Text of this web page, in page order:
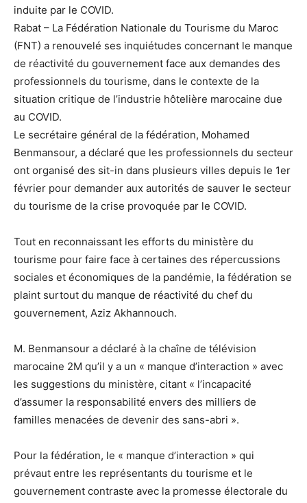
induite par le COVID.
Rabat – La Fédération Nationale du Tourisme du Maroc
(FNT) a renouvelé ses inquiétudes concernant le manque
de réactivité du gouvernement face aux demandes des
professionnels du tourisme, dans le contexte de la
situation critique de l’industrie hôtelière marocaine due
au COVID.
Le secrétaire général de la fédération, Mohamed
Benmansour, a déclaré que les professionnels du secteur
ont organisé des sit-in dans plusieurs villes depuis le 1er
février pour demander aux autorités de sauver le secteur
du tourisme de la crise provoquée par le COVID.
Tout en reconnaissant les efforts du ministère du
tourisme pour faire face à certaines des répercussions
sociales et économiques de la pandémie, la fédération se
plaint surtout du manque de réactivité du chef du
gouvernement, Aziz Akhannouch.
M. Benmansour a déclaré à la chaîne de télévision
marocaine 2M qu’il y a un « manque d’interaction » avec
les suggestions du ministère, citant « l’incapacité
d’assumer la responsabilité envers des milliers de
familles menacées de devenir des sans-abri ».
Pour la fédération, le « manque d’interaction » qui
prévaut entre les représentants du tourisme et le
gouvernement contraste avec la promesse électorale du